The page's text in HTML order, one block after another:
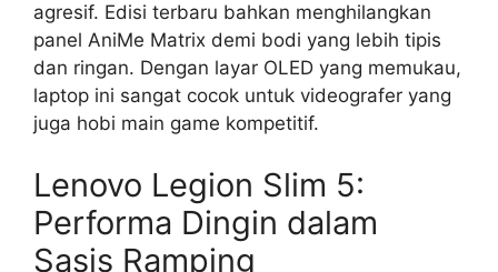
agresif. Edisi terbaru bahkan menghilangkan
panel AniMe Matrix demi bodi yang lebih tipis
dan ringan. Dengan layar OLED yang memukau,
laptop ini sangat cocok untuk videografer yang
juga hobi main game kompetitif.
Lenovo Legion Slim 5:
Performa Dingin dalam
Sasis Ramping